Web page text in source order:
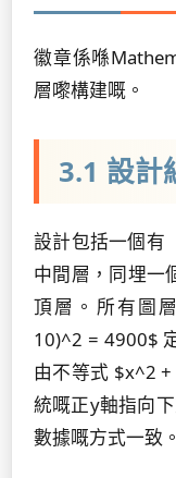
徽章係喺
層嚟構建嘅。
3.1 設計
設計包括一個有
中間層，同埋一
頂層。所有圖
10)^2 = 4900$
由不等式 $x^2
統嘅正y軸指向
數據嘅方式一致。